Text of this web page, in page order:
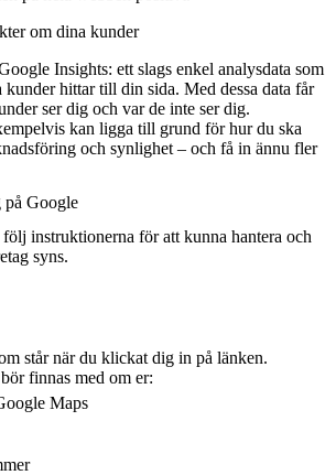
om dina kunder
Insights: ett slags enkel analysdata som
hittar till din sida. Med dessa data får
ser dig och var de inte ser dig.
kan ligga till grund för hur du ska
och synlighet – och få in ännu fler
på Google
instruktionerna för att kunna hantera och
syns.
står när du klickat dig in på länken.
finnas med om er:
Maps